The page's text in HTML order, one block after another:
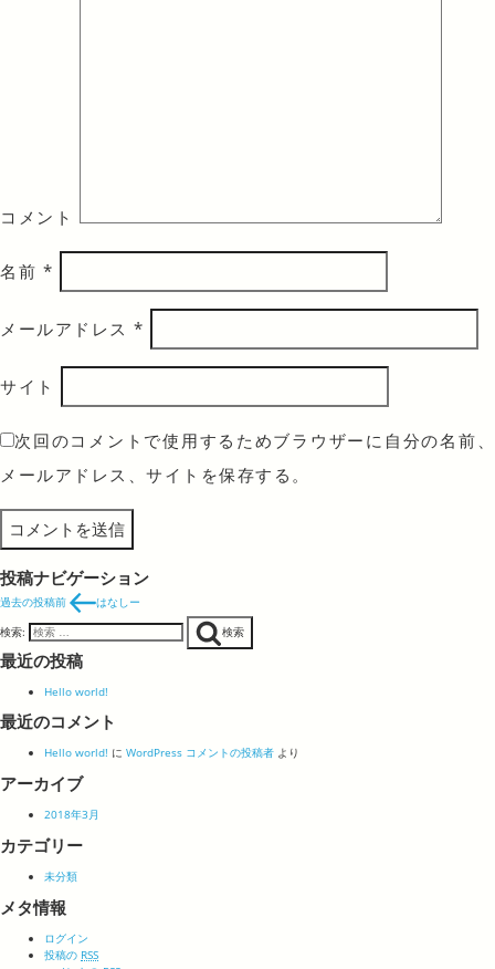
コメント
名前 *
メールアドレス *
サイト
次回のコメントで使用するためブラウザーに自分の名前、
メールアドレス、サイトを保存する。
投稿ナビゲーション
過去の投稿前
はなしー
検索:
検索
最近の投稿
Hello world!
最近のコメント
Hello world! に WordPress コメントの投稿者 より
アーカイブ
2018年3月
カテゴリー
未分類
メタ情報
ログイン
投稿の RSS